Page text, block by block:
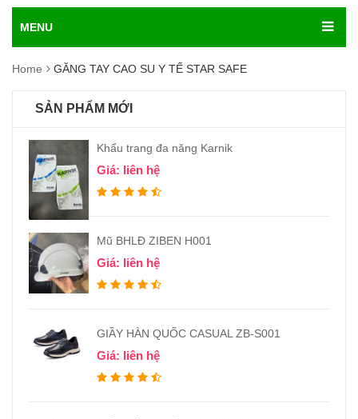
MENU
Home GĂNG TAY CAO SU Y TẾ STAR SAFE
SẢN PHẨM MỚI
Khẩu trang đa năng Karnik
Giá: liên hệ
Mũ BHLĐ ZIBEN H001
Giá: liên hệ
GIẦY HÀN QUỐC CASUAL ZB-S001
Giá: liên hệ